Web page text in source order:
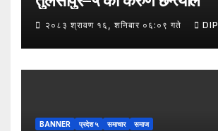
२०८३ श्रावण १६, शनिबार ०६:०९ गते
BANNER प्रदेश ५ समाचार समाज